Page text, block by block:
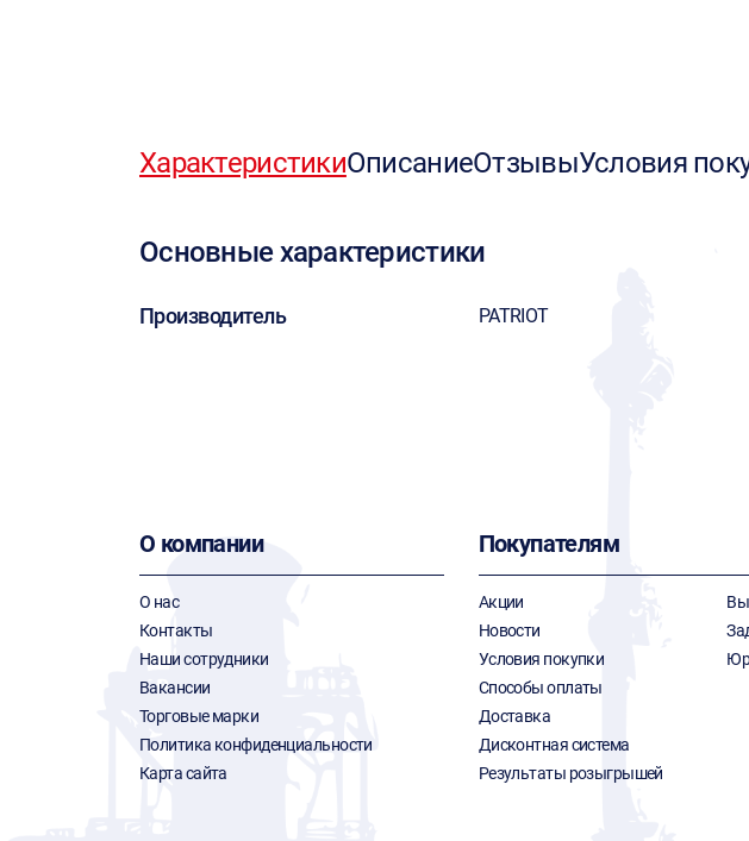
ХарактеристикиОписаниеОтзывыУсловия
Основные характеристики
Производитель PATRIOT
О компании
О нас
Контакты
Наши сотрудники
Вакансии
Торговые марки
Политика конфиденциальности
Карта сайта
Покупателям
Акции
Новости
Условия покупки
Способы оплаты
Доставка
Дисконтная система
Результаты розыгрышей